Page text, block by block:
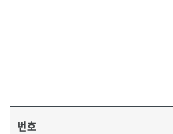
번호